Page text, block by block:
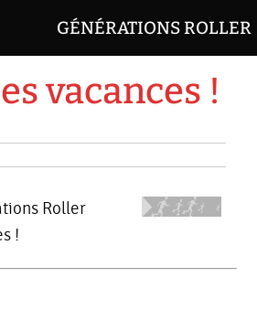
GÉNÉRATIONS ROLLER
vacances !
Roller
!